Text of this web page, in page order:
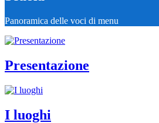
Panoramica delle voci di menu
Presentazione
I luoghi